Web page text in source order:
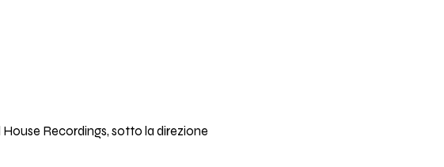
Recordings, sotto la direzione